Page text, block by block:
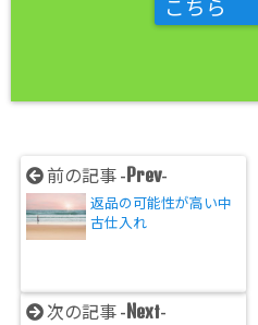
こちら
前の記事 -Prev-
返品の可能性が高い中
古仕入れ
次の記事 -Next-